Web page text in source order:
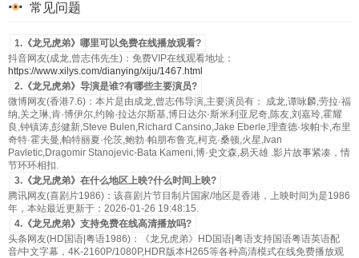
常见问题
1.《龙兄虎弟》哪里可以免费在线播放观看?
抖音网友(成龙,曾志伟先生)：免费VIP在线观看地址：
https://www.xilys.com/dianying/xiju/1467.html
2.《龙兄虎弟》导演是谁?有哪些主要演员?
微博网友(香港7.6)：本片是由成龙,曾志伟导演,主要演员有： 成龙,谭咏麟,劳拉·福
纳,关之琳,肯·博伊尔,约翰·拉达尔斯基,博日达尔·斯米利亚尼奇,陈友,刘嘉玲,霍耀
良,钟镇涛,彭健新,Steve Bulen,Richard Cansino,Jake Eberle,理查德·埃帕卡,布里
奇特·霍夫曼,帕特丽夏·伦茨,鲍勃·帕朋布鲁克,柯克·桑顿,火星,Ivan
Pavletic,Dragomir Stanojevic-Bata Kameni,博·史文森,易天雄 .影片故事紧凑，情
节环环相扣.
3.《龙兄虎弟》在什么地区上映?什么时间上映?
腾讯网友(喜剧片1986)：该喜剧片节目制片国家/地区是香港，上映时间为是1986
年，本站最近更新于：2026-01-26 19:48:15.
4.《龙兄虎弟》支持免费在线高清播放吗?
头条网友(HD国语|粤语1986)：《龙兄虎弟》HD国语|粤语支持国语粤语英语配
音/中文字幕，4K-2160P/1080P,HDR版本H265等各种高清模式在线免费播放观